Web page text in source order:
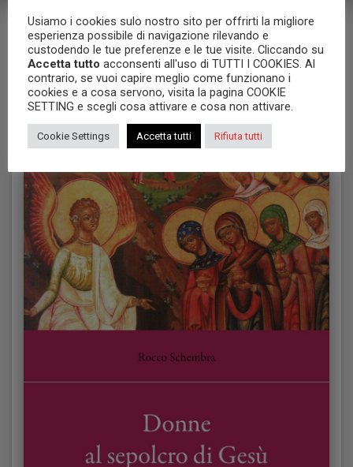
Articoli correlati
Usiamo i cookies sulo nostro sito per offrirti la migliore
esperienza possibile di navigazione rilevando e
custodendo le tue preferenze e le tue visite. Cliccando su
Accetta tutto acconsenti all'uso di TUTTI I COOKIES. Al
contrario, se vuoi capire meglio come funzionano i
cookies e a cosa servono, visita la pagina COOKIE
SETTING e scegli cosa attivare e cosa non attivare.
Cookie Settings Accetta tutti Rifiuta tutti